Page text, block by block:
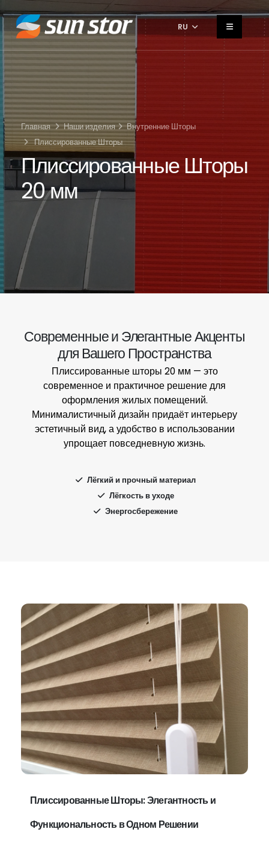
RU
Плиссированные Шторы
20 мм
Главная Наши изделия
Внутренние Шторы
Плиссированные Шторы
Современные и Элегантные Акценты
для Вашего Пространства
Плиссированные шторы 20 мм — это
современное и практичное решение для
оформления жилых помещений.
Минималистичный дизайн придаёт интерьеру
эстетичный вид, а удобство в использовании
упрощает повседневную жизнь.
Лёгкий и прочный материал
Лёгкость в уходе
Энергосбережение
Плиссированные Шторы: Элегантность и
Функциональность в Одном Решении